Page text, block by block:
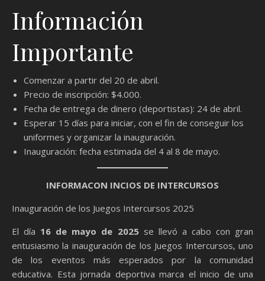
Información
Importante
Comenzar a partir del 20 de abril.
Precio de inscripción: $4.000.
Fecha de entrega de dinero (deportistas): 24 de abril.
Esperar 15 días para iniciar, con el fin de conseguir los
uniformes y organizar la inauguración.
Inauguración: fecha estimada del 4 al 8 de mayo.
INFORMACON INCIOS DE INTERCURSOS
Inauguración de los Juegos Intercursos 2025
El día 16 de mayo de 2025se llevó a cabo con gran
entusiasmo la inauguración de los Juegos Intercursos, uno
de los eventos más esperados por la comunidad
educativa. Esta jornada deportiva marca el inicio de una